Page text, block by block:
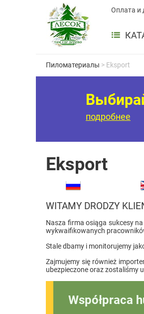
Оплата и
Пиломатериалы > Eksport
подробнее
Eksport
WITAMY DRODZY
Nasza firma osiąga sukcesy
wykwaifikowanych
Stale dbamy i monitorujemy
Zajmujemy się również
ubezpieczone oraz zostaliśmy
Współpraca